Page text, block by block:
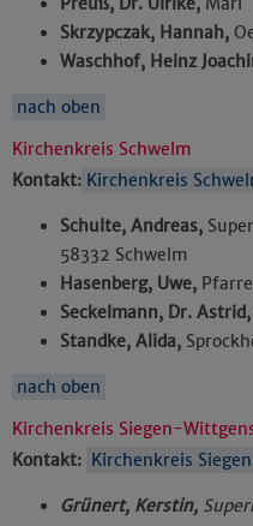
Skrzypczak, Hannah,
Waschhof, Heinz
nach oben
Kirchenkreis Schwelm
Kontakt: Kirchenkreis
Schulte, Andreas,
58332 Schwelm
Hasenberg, Uwe,
Seckelmann, Dr. Astrid,
Standke, Alida,
nach oben
Kirchenkreis Siegen-
Kontakt: Kirchenkreis
Grünert, Kerstin,